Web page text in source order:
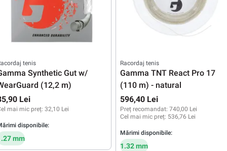
tenis
Synthetic Gut w/
(12,2 m)
Lei
mai mic preț: 32,10 Lei
disponibile:
mm
Racordaj tenis
Gamma TNT React Pro 17
(110 m) - natural
596,40 Lei
Preț recomandat: 740,00 Lei
Cel mai mic preț: 536,76 Lei
Mărimi disponibile:
1.32 mm